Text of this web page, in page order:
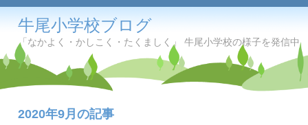
牛尾小学校ブログ
「なかよく・かしこく・たくましく」 牛尾小学校の様子を発信中
2020年9月の記事